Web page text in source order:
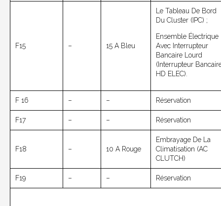
F15 – 15 A Bleu
Le Tableau De Bord
Du Cluster (IPC) ;
Ensemble Électrique
Avec Interrupteur
Bancaire Lourd
(interrupteur
HD ELEC).
F 16 – – Réservation
F17 – – Réservation
F18 – 10 A Rouge
Embrayage De La
Climatisation (AC
CLUTCH)
F19 – – Réservation